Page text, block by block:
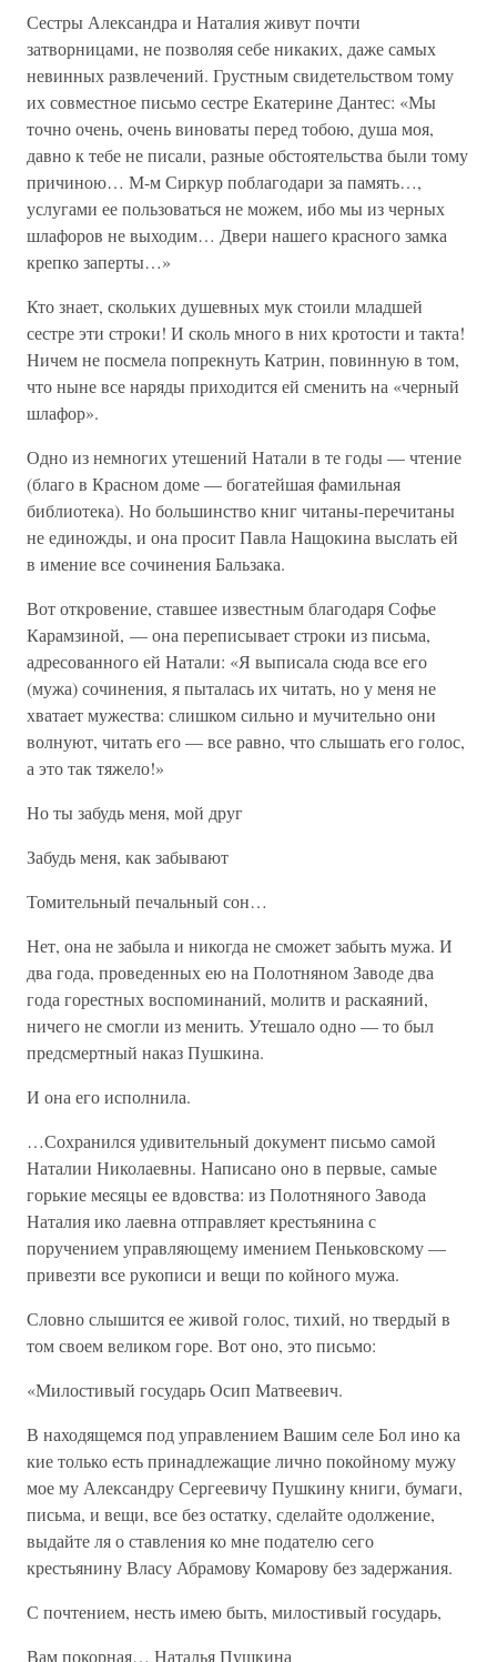
Сестры Александра и Наталия живут почти
затворницами, не позволяя себе никаких, даже самых
невинных развлечений. Грустным свидетельством тому
их совместное письмо сестре Екатерине Дантес: «Мы
точно очень, очень виноваты перед тобою, душа моя,
давно к тебе не писали, разные обстоятельства были тому
причиною… М-м Сиркур поблагодари за память…,
услугами ее пользоваться не можем, ибо мы из черных
шлафоров не выходим… Двери нашего красного замка
крепко заперты…»
Кто знает, скольких душевных мук стоили младшей
сестре эти строки! И сколь много в них кротости и такта!
Ничем не посмела попрекнуть Катрин, повинную в том,
что ныне все наряды приходится ей сменить на «черный
шлафор».
Одно из немногих утешений Натали в те годы — чтение
(благо в Красном доме — богатейшая фамильная
библиотека). Но большинство книг читаны-перечитаны
не единожды, и она просит Павла Нащокина выслать ей
в имение все сочинения Бальзака.
Вот откровение, ставшее известным благодаря Софье
Карамзиной, — она переписывает строки из письма,
адресованного ей Натали: «Я выписала сюда все его
(мужа) сочинения, я пыталась их читать, но у меня не
хватает мужества: слишком сильно и мучительно они
волнуют, читать его — все равно, что слышать его голос,
а это так тяжело!»
Но ты забудь меня, мой друг
Забудь меня, как забывают
Томительный печальный сон…
Нет, она не забыла и никогда не сможет забыть мужа. И
два года, проведенных ею на Полотняном Заводе два
года горестных воспоминаний, молитв и раскаяний,
ничего не смогли из менить. Утешало одно — то был
предсмертный наказ Пушкина.
И она его исполнила.
…Сохранился удивительный документ письмо самой
Наталии Николаевны. Написано оно в первые, самые
горькие месяцы ее вдовства: из Полотняного Завода
Наталия ико лаевна отправляет крестьянина с
поручением управляющему имением Пеньковскому —
привезти все рукописи и вещи по койного мужа.
Словно слышится ее живой голос, тихий, но твердый в
том своем великом горе. Вот оно, это письмо:
«Милостивый государь Осип Матвеевич.
В находящемся под управлением Вашим селе Бол ино ка
кие только есть принадлежащие лично покойному мужу
мое му Александру Сергеевичу Пушкину книги, бумаги,
письма, и вещи, все без остатку, сделайте одолжение,
выдайте ля о ставления ко мне подателю сего
крестьянину Власу Абрамову Комарову без задержания.
С почтением, несть имею быть, милостивый государь,
Вам покорная… Наталья Пушкина